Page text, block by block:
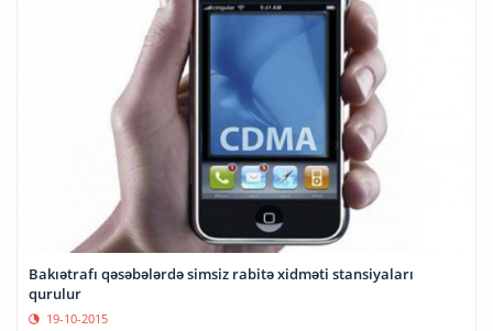
Bakıətrafı qəsəbələrdə simsiz rabitə xidməti stansiyaları
qurulur
19-10-2015